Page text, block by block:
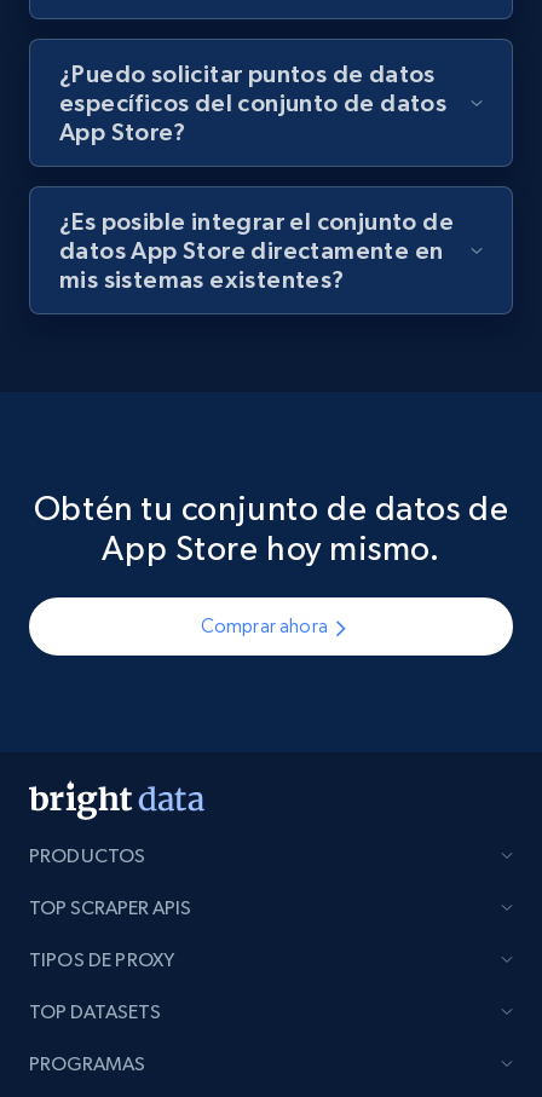
¿Puedo solicitar puntos de datos
específicos del conjunto de datos
App Store?
¿Es posible integrar el conjunto de
datos App Store directamente en
mis sistemas existentes?
Obtén tu conjunto de datos de
App Store hoy mismo.
Comprar ahora
PRODUCTOS
TOP SCRAPER APIS
TIPOS DE PROXY
TOP DATASETS
PROGRAMAS